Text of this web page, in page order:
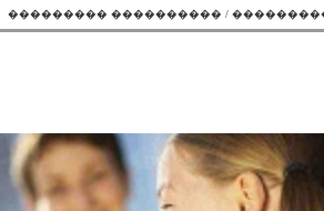
��������� ���������� /